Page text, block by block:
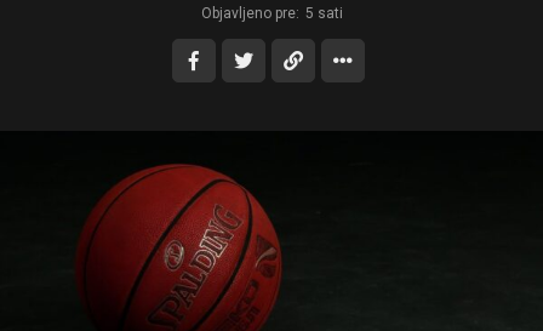
Objavljeno pre: 5 sati